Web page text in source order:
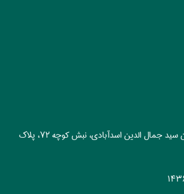
آدرس: تهران، خیابان سید جمال الدین اسدآبادی، نبش کوچه ۷۲، پلاک